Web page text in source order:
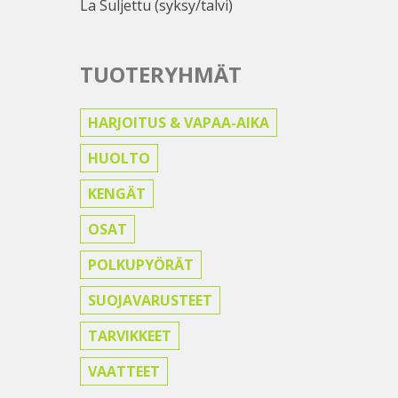
La Suljettu (syksy/talvi)
TUOTERYHMÄT
HARJOITUS & VAPAA-AIKA
HUOLTO
KENGÄT
OSAT
POLKUPYÖRÄT
SUOJAVARUSTEET
TARVIKKEET
VAATTEET